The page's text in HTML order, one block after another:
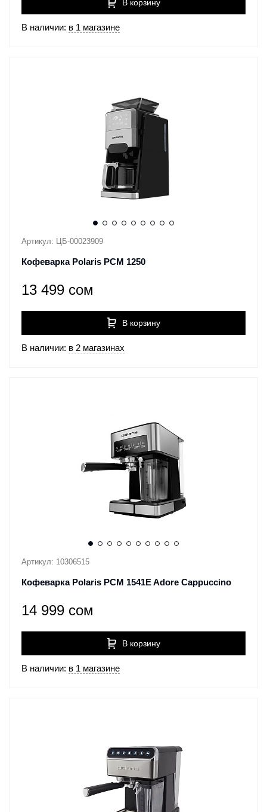
В корзину
В наличии: в 1 магазине
Артикул: ЦБ-00023909
Кофеварка Polaris PCM 1250
13 499 сом
В корзину
В наличии: в 2 магазинах
Артикул: 10306515
Кофеварка Polaris PCM 1541E Adore Cappuccino
14 999 сом
В корзину
В наличии: в 1 магазине